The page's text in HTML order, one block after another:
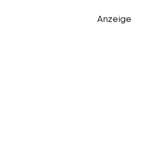
Anzeige